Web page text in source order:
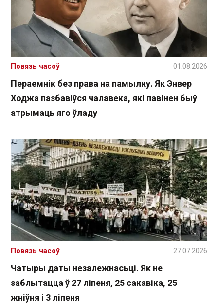
Пераемнік без права на памылку. Як Энвер
Ходжа пазбавіўся чалавека, які павінен быў
атрымаць яго ўладу
Повязь часоў 01.08.2026
Чатыры даты незалежнасьці. Як не
заблытацца ў 27 ліпеня, 25 сакавіка, 25
жніўня і 3 ліпеня
Повязь часоў 27.07.2026